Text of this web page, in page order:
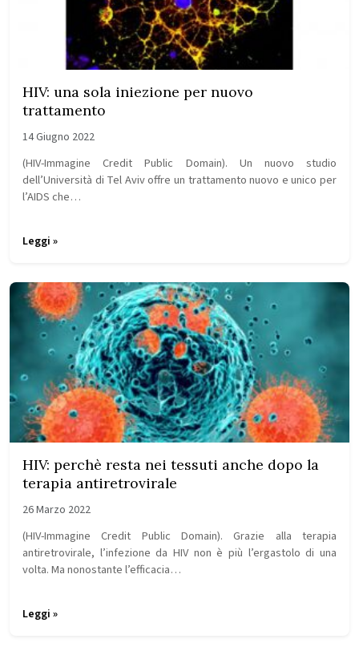
HIV: una sola iniezione per nuovo
trattamento
14 Giugno 2022
(HIV-Immagine Credit Public Domain). Un nuovo studio
dell’Università di Tel Aviv offre un trattamento nuovo e unico per
l’AIDS che…
Leggi »
HIV: perchè resta nei tessuti anche dopo la
terapia antiretrovirale
26 Marzo 2022
(HIV-Immagine Credit Public Domain). Grazie alla terapia
antiretrovirale, l’infezione da HIV non è più l’ergastolo di una
volta. Ma nonostante l’efficacia…
Leggi »